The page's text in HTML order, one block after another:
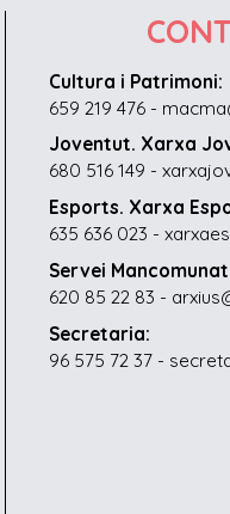
Cultura i Patrimoni:
659 219 476 -
Joventut. Xarxa
680 516 149 -
Esports. Xarxa
635 636 023 -
Servei Mancomunat
620 85 22 83 -
Secretaria:
96 575 72 37 -